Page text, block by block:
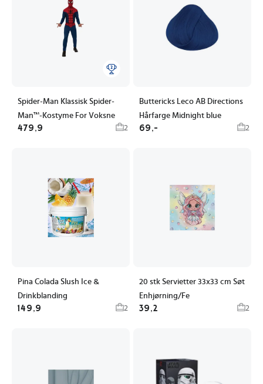
Spider-Man Klassisk Spider-
Man™-Kostyme For Voksne
479,9 2
Buttericks Leco AB Directions
Hårfarge Midnight blue
69,- 2
Pina Colada Slush Ice &
Drinkblanding
149,9 2
20 stk Servietter 33x33 cm Søt
Enhjørning/Fe
39,2 2